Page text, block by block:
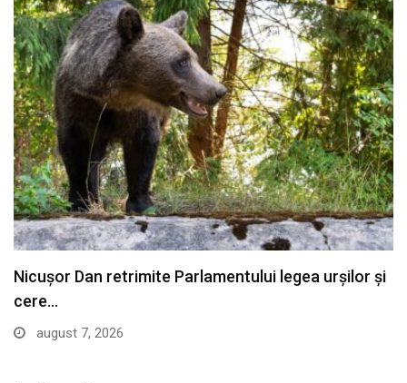
Ilie Bolojan explică dezechilibrele energetice din
România: „O…
august 7, 2026